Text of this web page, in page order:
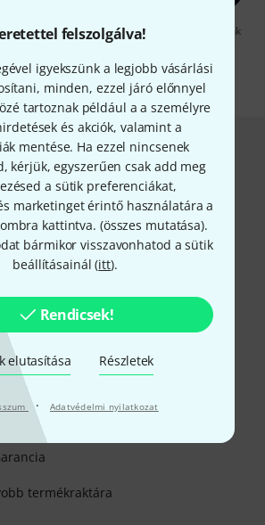
felszolgálva!
igyekszünk a legjobb vásárlási
minden, ezzel járó előnnyel
tartoznak például a a személyre
és akciók, valamint a
mentése. Ha ezzel nincsenek
kérjük, egyszerűen csak add meg
a sütik preferenciákat,
marketinget érintő használatára a
kattintva. (összes mutatása).
bármikor visszavonhatod a sütik
beállításainál (itt).
Rendicsek!
elutasítása Részletek
· Adatvédelmi nyilatkozat
kattintva elfogadja, hogy e-mailben küldjünk
leiratkozhat erről. A hírlevélről további
* Kitöltés kötelező
és fizetés
titkosítással: Banki átutalás vagy
segítségével
garancia
garancia
termékraktára